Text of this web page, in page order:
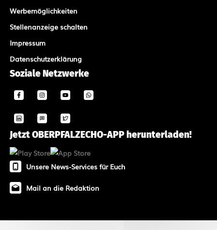
Werbemöglichkeiten
Stellenanzeige schalten
Impressum
Datenschutzerklärung
Soziale Netzwerke
Jetzt OBERPFALZECHO-APP herunterladen!
Unsere News-Services für Euch
Mail an die Redaktion